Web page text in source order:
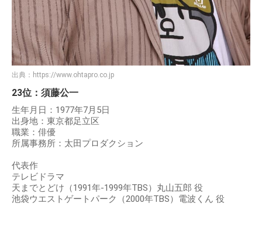
出典： https://www.ohtapro.co.jp
23位：須藤公一
生年月日：1977年7月5日
出身地：東京都足立区
職業：俳優
所属事務所：太田プロダクション
代表作
テレビドラマ
天までとどけ（1991年-1999年TBS）丸山五郎 役
池袋ウエストゲートパーク（2000年TBS）電波くん 役